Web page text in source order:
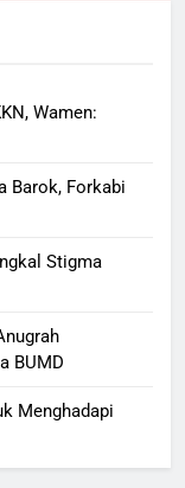
Wamen:
Barok, Forkabi
Stigma
BUMD
Menghadapi